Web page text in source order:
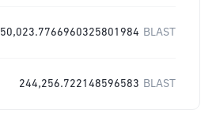
50,023.7766960325801984 BLAST
244,256.722148596583 BLAST